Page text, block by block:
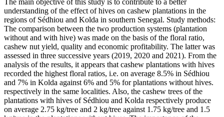
The main objective of this study is to contribute to a better
understanding of the effect of hives on cashew plantations in the
regions of Sédhiou and Kolda in southern Senegal. Study methods:
The comparison between the two production systems (plantation
without and with hive) was made on the basis of the floral ratio,
cashew nut yield, quality and economic profitability. The latter was
assessed in three successive years (2019, 2020 and 2021). From the
analysis of the results, it appears that cashew plantations with hives
recorded the highest floral ratios, i.e. on average 8.5% in Sédhiou
and 7% in Kolda against 6% and 5% for plantations without hives.
respectively in the same localities. Also, the cashew trees of the
plantations with hives of Sédhiou and Kolda respectively produce
on average 2.75 kg/tree and 2 kg/tree against 1.75 kg/tree and 1.5